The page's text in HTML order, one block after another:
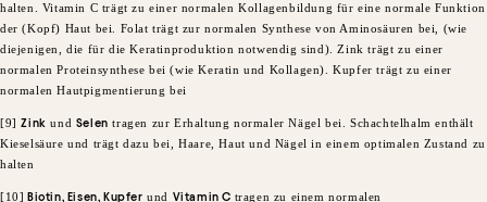
halten. Vitamin C trägt zu einer normalen Kollagenbildung für eine normale Funktion
der (Kopf) Haut bei. Folat trägt zur normalen Synthese von Aminosäuren bei, (wie
diejenigen, die für die Keratinproduktion notwendig sind). Zink trägt zu einer
normalen Proteinsynthese bei (wie Keratin und Kollagen). Kupfer trägt zu einer
normalen Hautpigmentierung bei
[9]Zink und Selen tragen zur Erhaltung normaler Nägel bei. Schachtelhalm enthält
Kieselsäure und trägt dazu bei, Haare, Haut und Nägel in einem optimalen Zustand zu
halten
[10] Biotin, Eisen, Kupfer und Vitamin C tragen zu einem normalen